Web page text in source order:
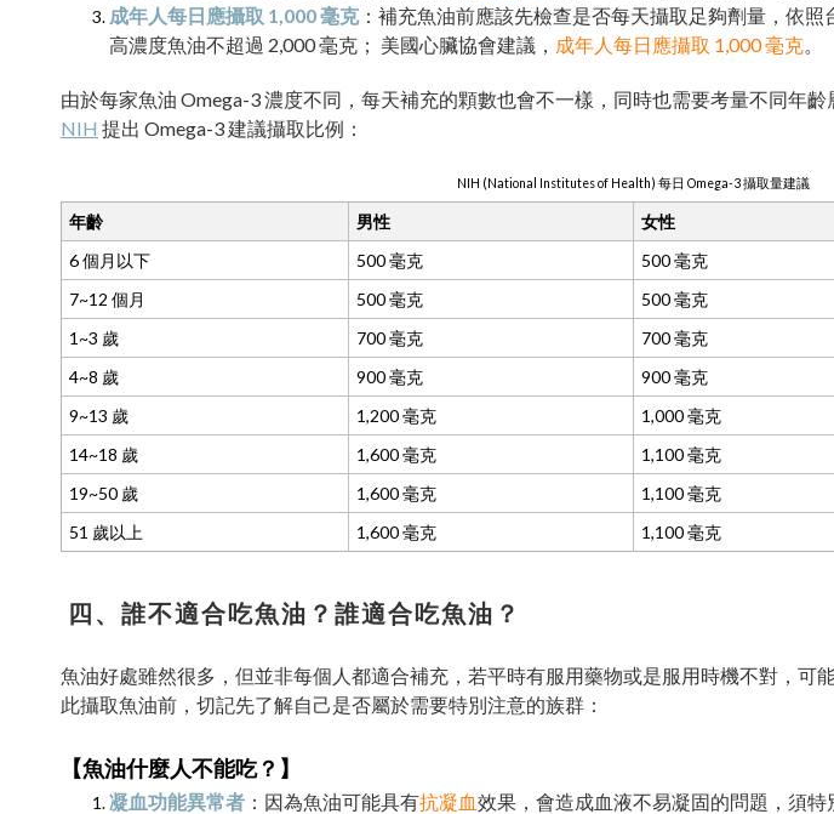
成年人每日應攝取 1,000 毫克：補充魚油前應該先檢查是否每天攝取足夠劑量，依照
高濃度魚油不超過 2,000 毫克； 美國心臟協會建議， 成年人每日應攝取 1,000 毫克。
由於每家魚油 Omega-3 濃度不同，每天補充的顆數也會不一樣，同時也需要考量不同年
NIH 提出 Omega-3 建議攝取比例：
年齡 男性 女性
6 個月以下
500 毫克
500 毫克
7~12 個月
500 毫克
500 毫克
1~3 歲
700 毫克
700 毫克
4~8 歲
900 毫克
900 毫克
9~13 歲
1,200 毫克
1,000 毫克
14~18 歲
1,600 毫克 1,100 毫克
19~50 歲
1,600 毫克 1,100 毫克
51 歲以上
1,600 毫克 1,100 毫克
NIH (National Institutes of Health) 每日 Omega-3 攝取量建議
四、誰不適合吃魚油？誰適合吃魚油？
魚油好處雖然很多，但並非每個人都適合補充，若平時有服用藥物或是服用時機不對，可
此攝取魚油前，切記先了解自己是否屬於需要特別注意的族群：
【魚油什麼人不能吃？】
凝血功能異常者 ：因為魚油可能具有抗凝血效果，會造成血液不易凝固的問題，須特